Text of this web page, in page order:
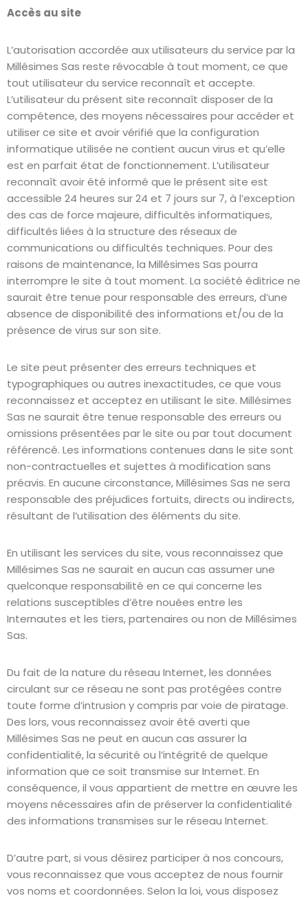
Accès au site
L’autorisation accordée aux utilisateurs du service par la
Millésimes Sas reste révocable à tout moment, ce que
tout utilisateur du service reconnaît et accepte.
L’utilisateur du présent site reconnaît disposer de la
compétence, des moyens nécessaires pour accéder et
utiliser ce site et avoir vérifié que la configuration
informatique utilisée ne contient aucun virus et qu’elle
est en parfait état de fonctionnement. L’utilisateur
reconnaît avoir été informé que le présent site est
accessible 24 heures sur 24 et 7 jours sur 7, à l’exception
des cas de force majeure, difficultés informatiques,
difficultés liées à la structure des réseaux de
communications ou difficultés techniques. Pour des
raisons de maintenance, la Millésimes Sas pourra
interrompre le site à tout moment. La société éditrice ne
saurait être tenue pour responsable des erreurs, d’une
absence de disponibilité des informations et/ou de la
présence de virus sur son site.
Le site peut présenter des erreurs techniques et
typographiques ou autres inexactitudes, ce que vous
reconnaissez et acceptez en utilisant le site. Millésimes
Sas ne saurait être tenue responsable des erreurs ou
omissions présentées par le site ou par tout document
référencé. Les informations contenues dans le site sont
non-contractuelles et sujettes à modification sans
préavis. En aucune circonstance, Millésimes Sas ne sera
responsable des préjudices fortuits, directs ou indirects,
résultant de l’utilisation des éléments du site.
En utilisant les services du site, vous reconnaissez que
Millésimes Sas ne saurait en aucun cas assumer une
quelconque responsabilité en ce qui concerne les
relations susceptibles d’être nouées entre les
Internautes et les tiers, partenaires ou non de Millésimes
Sas.
Du fait de la nature du réseau Internet, les données
circulant sur ce réseau ne sont pas protégées contre
toute forme d’intrusion y compris par voie de piratage.
Des lors, vous reconnaissez avoir été averti que
Millésimes Sas ne peut en aucun cas assurer la
confidentialité, la sécurité ou l’intégrité de quelque
information que ce soit transmise sur Internet. En
conséquence, il vous appartient de mettre en œuvre les
moyens nécessaires afin de préserver la confidentialité
des informations transmises sur le réseau Internet.
D’autre part, si vous désirez participer à nos concours,
vous reconnaissez que vous acceptez de nous fournir
vos noms et coordonnées. Selon la loi, vous disposez